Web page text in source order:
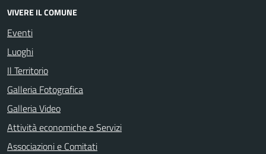
VIVERE IL COMUNE
Eventi
Luoghi
Il Territorio
Galleria Fotografica
Galleria Video
Attività economiche e Servizi
Associazioni e Comitati